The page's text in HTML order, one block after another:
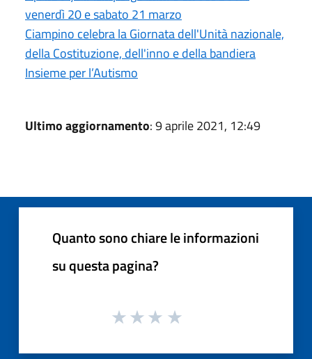
venerdì 20 e sabato 21 marzo
Ciampino celebra la Giornata dell'Unità nazionale,
della Costituzione, dell'inno e della bandiera
Insieme per l’Autismo
Ultimo aggiornamento: 9 aprile 2021, 12:49
Quanto sono chiare le informazioni
su questa pagina?